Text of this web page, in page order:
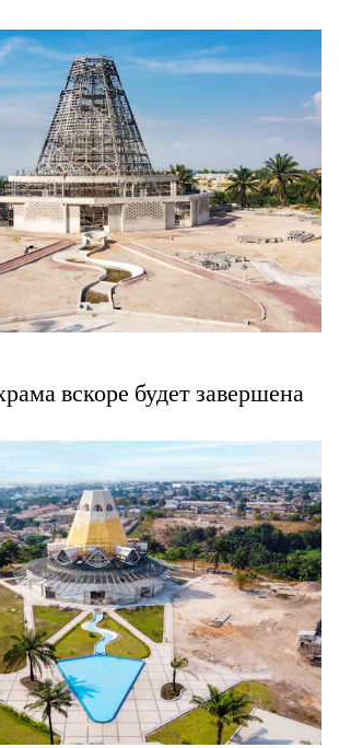
вскоре будет завершена